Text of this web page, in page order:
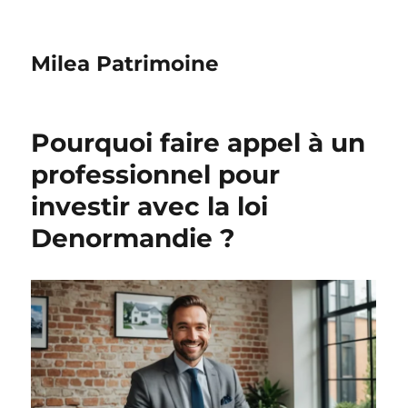
Milea Patrimoine
Pourquoi faire appel à un
professionnel pour
investir avec la loi
Denormandie ?